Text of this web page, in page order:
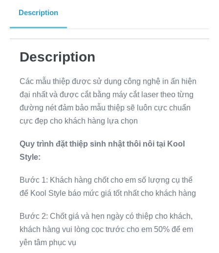
Description
Description
Các mẫu thiệp được sử dụng công nghệ in ấn hiện
đại nhất và được cắt bằng máy cắt laser theo từng
đường nét đảm bảo mẫu thiệp sẽ luôn cực chuẩn
cực đẹp cho khách hàng lựa chọn
Quy trình đặt thiệp sinh nhật thôi nôi tại Kool
Style:
Bước 1: Khách hàng chốt cho em số lượng cụ thể
để Kool Style báo mức giá tốt nhất cho khách hàng
Bước 2: Chốt giá và hẹn ngày có thiệp cho khách,
khách hàng vui lòng cọc trước cho em 50% để em
yên tâm phục vụ